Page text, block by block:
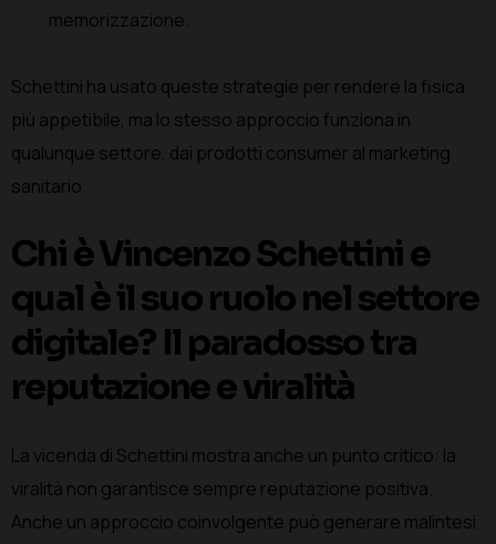
memorizzazione.
Schettini ha usato queste strategie per rendere la fisica
più appetibile, ma lo stesso approccio funziona in
qualunque settore, dai prodotti consumer al marketing
sanitario.
Chi è Vincenzo Schettini e
qual è il suo ruolo nel settore
digitale? Il paradosso tra
reputazione e viralità
La vicenda di Schettini mostra anche un punto critico: la
viralità non garantisce sempre reputazione positiva.
Anche un approccio coinvolgente può generare malintesi,